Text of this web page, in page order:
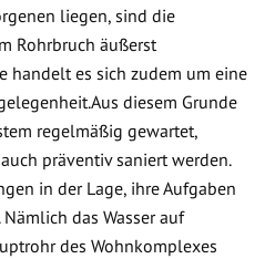
liegen, sind die
Rohrbruch äußerst
handelt es sich zudem um eine
diesem Grunde
regelmäßig gewartet,
präventiv saniert werden.
in der Lage, ihre Aufgaben
das Wasser auf
des Wohnkomplexes